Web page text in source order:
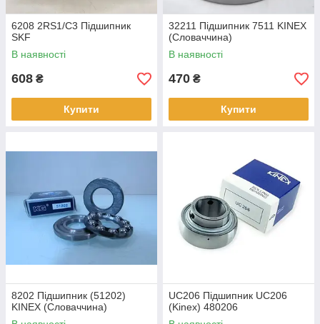
6208 2RS1/С3 Підшипник
SKF
В наявності
608 ₴
Купити
32211 Підшипник 7511 KINEX
(Словаччина)
В наявності
470 ₴
Купити
8202 Підшипник (51202)
KINEX (Словаччина)
UC206 Підшипник UC206
(Kinex) 480206